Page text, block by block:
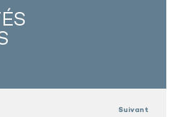
Suivant